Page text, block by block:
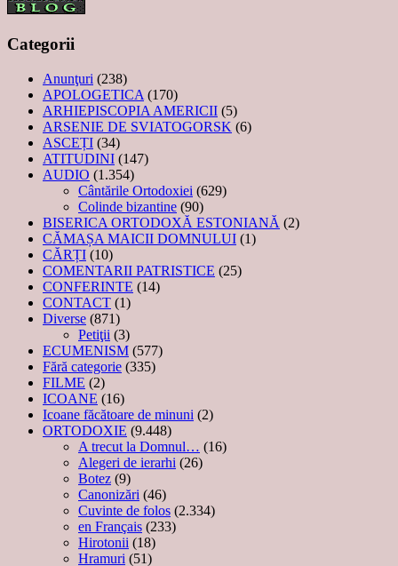
Categorii
Anunţuri (238)
APOLOGETICA (170)
ARHIEPISCOPIA AMERICII (5)
ARSENIE DE SVIATOGORSK (6)
ASCEȚI (34)
ATITUDINI (147)
AUDIO (1.354)
Cântările Ortodoxiei (629)
Colinde bizantine (90)
BISERICA ORTODOXĂ ESTONIANĂ (2)
CĂMAȘA MAICII DOMNULUI (1)
CĂRȚI (10)
COMENTARII PATRISTICE (25)
CONFERINTE (14)
CONTACT (1)
Diverse (871)
Petiţii (3)
ECUMENISM (577)
Fără categorie (335)
FILME (2)
ICOANE (16)
Icoane făcătoare de minuni (2)
ORTODOXIE (9.448)
A trecut la Domnul… (16)
Alegeri de ierarhi (26)
Botez (9)
Canonizări (46)
Cuvinte de folos (2.334)
en Français (233)
Hirotonii (18)
Hramuri (51)